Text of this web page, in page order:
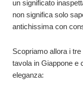
un significato
non significa solo
antichissima con
Scopriamo allora i
tavola in Giappone e
eleganza: